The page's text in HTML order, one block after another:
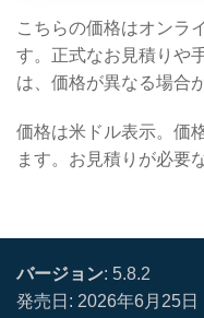
こちらの価格はオンラ
す。正式なお見積りや
は、価格が異なる場合
価格は米ドル表示。価
ます。お見積りが必要
バージョン: 5.8.2
発売日 : 2026年6月25日